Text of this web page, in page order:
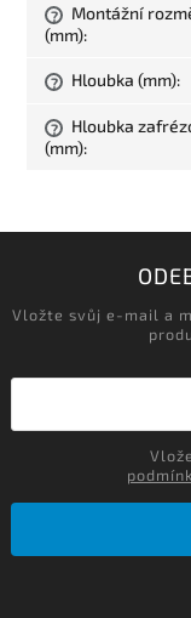
?
Montážní
(mm):
? Hloubka (mm):
?
Hloubka
(mm):
Vložte svůj e-mail a